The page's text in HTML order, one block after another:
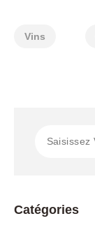
Vins
Catégories